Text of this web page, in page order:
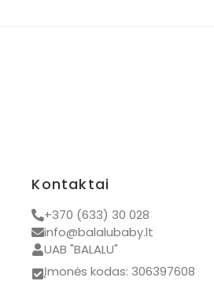
Kontaktai
+370 (633) 30 028
info@balalubaby.lt
UAB "BALALU"
Įmonės kodas: 306397608